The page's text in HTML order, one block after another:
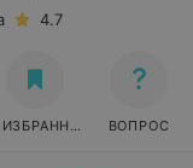
4.7
ВОПРОС